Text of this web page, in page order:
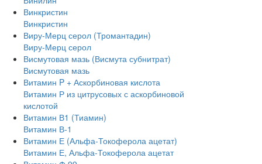
Винкристин
Винкристин
Виру-Мерц серол (Тромантадин)
Виру-Мерц серол
Висмутовая мазь (Висмута субнитрат)
Висмутовая мазь
Витамин P + Аскорбиновая кислота
Витамин Р из цитрусовых с аскорбиновой
кислотой
Витамин В1 (Тиамин)
Витамин В-1
Витамин Е (Альфа-Токоферола ацетат)
Витамин Е, Альфа-Токоферола ацетат